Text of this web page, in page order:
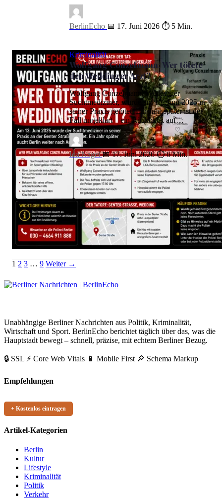
BerlinEcho 📅 17. Juni 2026 ⏱ 5 Min.
Kriminalität
Wolfgang Conzelmann: Wer tötete
den Weddinger Arzt?
Wolfgang Conzelmann, Weddinger
Suchtmediziner, wurde am 13. Juni 2025 in
seiner Praxis getötet. Ein Jahr später ist der
Fall ungeklärt – ein Rückblick auf…
Ida Nagel 📅 17. Juni 2026 ⏱ 6 Min.
Seitennummerierung
der
Beiträge
1 2 Link
3Link
… 9Link
Weiter →
Unabhängige Berliner Nachrichten aus Politik, Kriminalität,
Wirtschaft und Sport. BerlinEcho berichtet täglich über das, was die
Hauptstadt bewegt – schnell, präzise, mit echtem Berliner Bezug.
🔒 SSL ⚡ Core Web Vitals 📱 Mobile First 🔎 Schema Markup
Empfehlungen
+ Kostenlos eintragen
Artikel-Kategorien
Berlin
Kultur
Lifestyle
Kriminalität
Politik
Verkehr